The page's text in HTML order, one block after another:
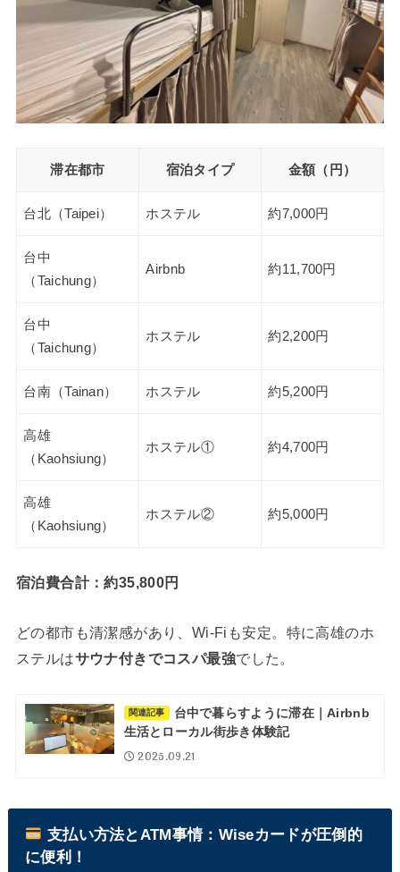
滞在都市 宿泊タイプ 金額（円）
台北（Taipei） ホステル 約7,000円
台中
（Taichung）
Airbnb 約11,700円
台中
（Taichung）
ホステル 約2,200円
台南（Tainan） ホステル 約5,200円
高雄
（Kaohsiung）
ホステル① 約4,700円
高雄
（Kaohsiung）
ホステル② 約5,000円
宿泊費合計：約35,800円
どの都市も清潔感があり、Wi-Fiも安定。特に高雄のホ
ステルはサウナ付きでコスパ最強でした。
関連記事
台中で暮らすように滞在｜Airbnb
生活とローカル街歩き体験記
2025.09.21
支払い方法とATM事情：Wiseカードが圧倒的
に便利！